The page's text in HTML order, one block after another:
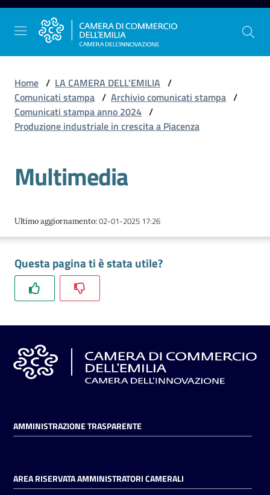
Vai al contenuto
Vai alla navigazione
Vai al footer
La
l'impresa
Promuovere
l'impresa
il
Tutelare
l'Impresa
Consumatore
L'impresa
in
Home / LA CAMERA DELL'EMILIA /
Comunicati stampa / Archivio comunicati stampa /
Comunicati stampa anno 2024 /
Produzione industriale in crescita a Piacenza
Multimedia
Ultimo aggiornamento:02-01-2025 17:26
Questa pagina ti è stata utile?
AMMINISTRAZIONE TRASPARENTE
AREA RISERVATA AMMINISTRATORI CAMERALI